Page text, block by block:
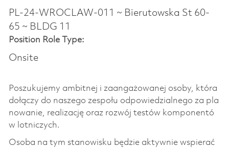
PL-24-WROCLAW-011 ~ Bierutowska St 60-
65 ~ BLDG 11
Position Role Type:
Onsite
Poszukujemy ambitnej i zaangażowanej osoby, która
dołączy do naszego zespołu odpowiedzialnego za pla
nowanie, realizację oraz rozwój testów komponentó
w lotniczych.
Osoba na tym stanowisku będzie aktywnie wspierać